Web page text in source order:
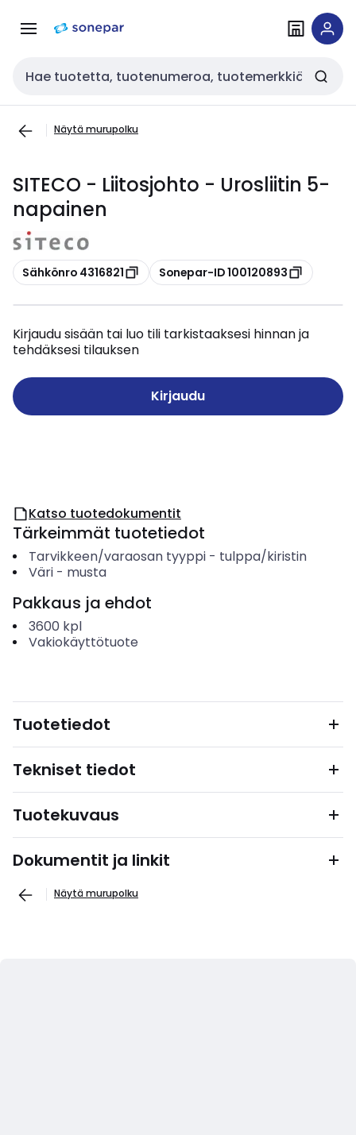
navigointiinsisältöön
Haku
Näytä murupolku
SITECO - Liitosjohto - Urosliitin 5-
napainen
Kopioi
Sähkönro 4316821 Kopioi
Sonepar-ID 100120893
Kirjaudu sisään tai luo tili tarkistaaksesi hinnan ja
tehdäksesi tilauksen
Kirjaudu
Katso tuotedokumentit
Tärkeimmät tuotetiedot
Tarvikkeen/varaosan tyyppi- tulppa/kiristin
Väri- musta
Pakkaus ja ehdot
3600 kpl
Vakiokäyttötuote
Tuotetiedot
Tekniset tiedot
Tuotekuvaus
Dokumentit ja linkit
Näytä murupolku